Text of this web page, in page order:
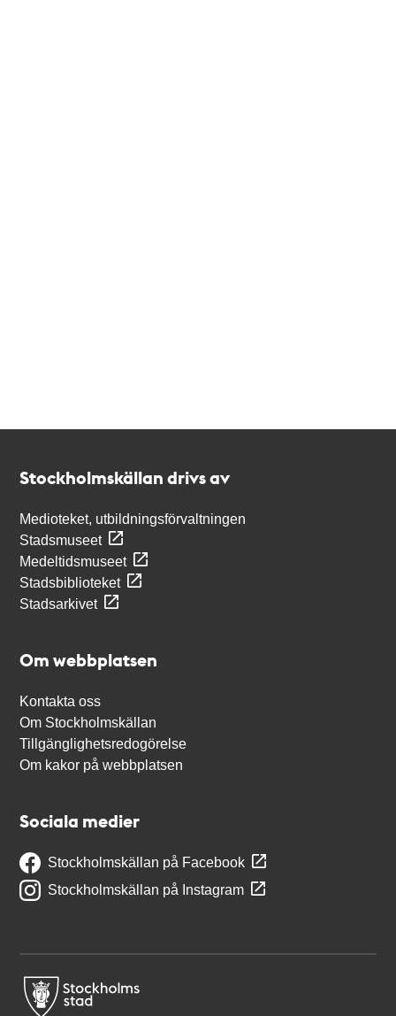
Stockholmskällan drivs av
Medioteket, utbildningsförvaltningen
Stadsmuseet
Medeltidsmuseet
Stadsbiblioteket
Stadsarkivet
Om webbplatsen
Kontakta oss
Om Stockholmskällan
Tillgänglighetsredogörelse
Om kakor på webbplatsen
Sociala medier
Stockholmskällan på Facebook
Stockholmskällan på Instagram